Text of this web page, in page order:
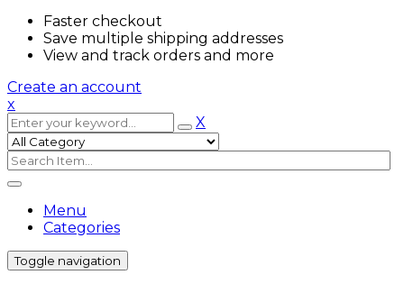
Faster checkout
Save multiple shipping addresses
View and track orders and more
Create an account
x
X
Menu
Categories
Toggle navigation